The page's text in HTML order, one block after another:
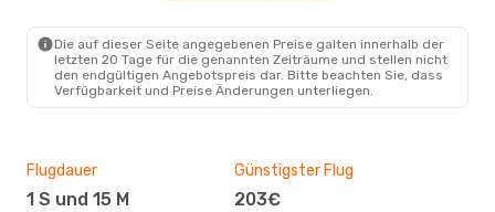
Die auf dieser Seite angegebenen Preise galten innerhalb der
letzten 20 Tage für die genannten Zeiträume und stellen nicht
den endgültigen Angebotspreis dar. Bitte beachten Sie, dass
Verfügbarkeit und Preise Änderungen unterliegen.
Flugdauer
1 S und 15 M
Günstigster Flug
203€